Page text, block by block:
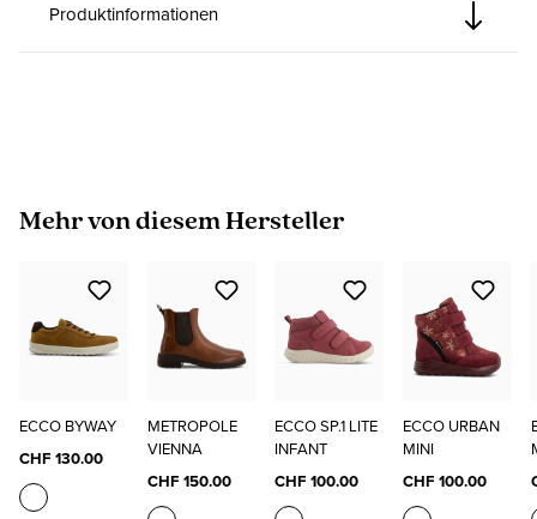
Produktinformationen
Produktgalerie überspringen
Mehr von diesem Hersteller
ECCO BYWAY
CHF 130.00
METROPOLE
VIENNA
CHF 150.00
ECCO SP.1 LITE
INFANT
CHF 100.00
ECCO URBAN
MINI
CHF 100.00